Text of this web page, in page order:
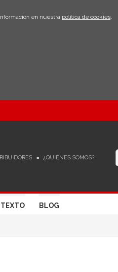
en nuestra política de cookies.
¿QUIÉNES SOMOS?
BLOG